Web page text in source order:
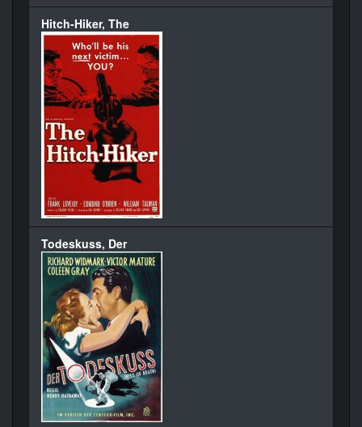
Hitch-Hiker, The
Todeskuss, Der